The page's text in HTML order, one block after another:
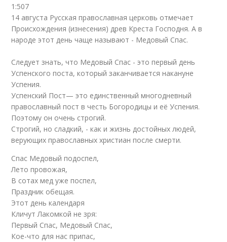
1:507
14 августа Русская православная церковь отмечает
Происхождения (изнесения) древ Креста Господня. А в
народе этот день чаще называют - Медовый Спас.
Следует знать, что Медовый Спас - это первый день
Успенского поста, который заканчивается накануне
Успения.
Успенский Пост— это единственный многодневный
православный пост в честь Богородицы и её Успения.
Поэтому он очень строгий.
Строгий, но сладкий, - как и жизнь достойных людей,
верующих православных христиан после смерти.
Спас Медовый подоспел,
Лето провожая,
В сотах мед уже поспел,
Праздник обещая.
Этот день календаря
Кличут Лакомкой не зря:
Первый Спас, Медовый Спас,
Кое-что для нас припас,